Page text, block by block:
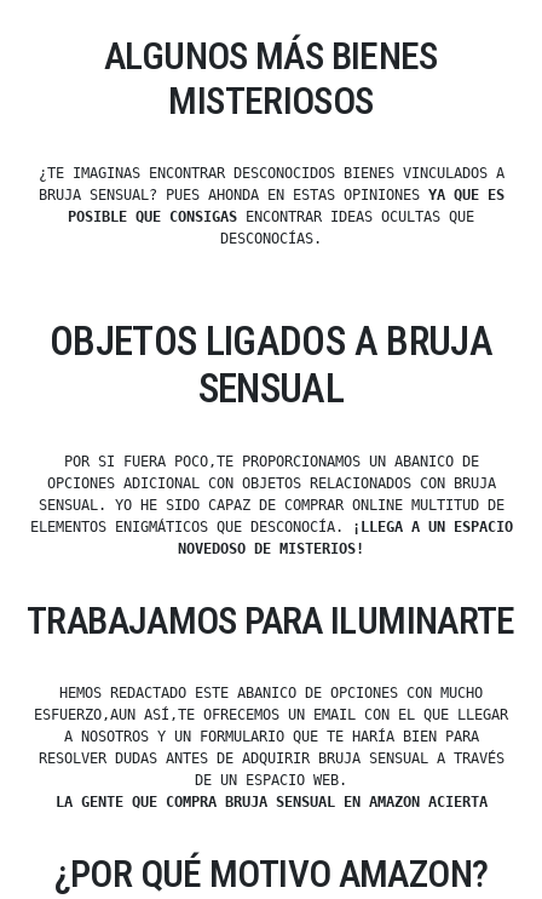
ALGUNOS MÁS BIENES
MISTERIOSOS
¿TE IMAGINAS ENCONTRAR DESCONOCIDOS BIENES VINCULADOS A
BRUJA SENSUAL? PUES AHONDA EN ESTAS OPINIONES YA QUE ES
POSIBLE QUE CONSIGAS ENCONTRAR IDEAS OCULTAS QUE
DESCONOCÍAS.
OBJETOS LIGADOS A BRUJA
SENSUAL
POR SI FUERA POCO,TE PROPORCIONAMOS UN ABANICO DE
OPCIONES ADICIONAL CON OBJETOS RELACIONADOS CON BRUJA
SENSUAL. YO HE SIDO CAPAZ DE COMPRAR ONLINE MULTITUD DE
ELEMENTOS ENIGMÁTICOS QUE DESCONOCÍA.
¡LLEGA A UN ESPACIO
NOVEDOSO DE MISTERIOS!
TRABAJAMOS PARA ILUMINARTE
HEMOS REDACTADO ESTE ABANICO DE OPCIONES CON MUCHO
ESFUERZO,AUN ASÍ,TE OFRECEMOS UN EMAIL CON EL QUE LLEGAR
A NOSOTROS Y UN FORMULARIO QUE TE HARÍA BIEN PARA
RESOLVER DUDAS ANTES DE ADQUIRIR BRUJA SENSUAL A TRAVÉS
DE UN ESPACIO WEB.
LA GENTE QUE COMPRA BRUJA SENSUAL EN AMAZON ACIERTA
¿POR QUÉ MOTIVO AMAZON?